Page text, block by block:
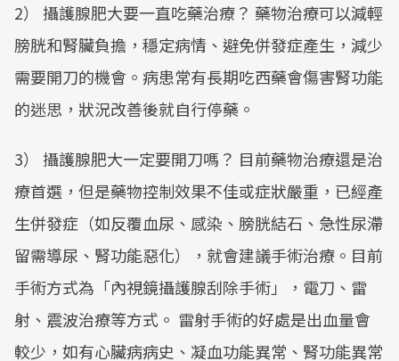
Mute
2） 攝護腺肥大要一直吃藥治療？ 藥物治療可以減輕
膀胱和腎臟負擔，穩定病情、避免併發症產生，減少
需要開刀的機會。病患常有長期吃西藥會傷害腎功能
的迷思，狀況改善後就自行停藥。
3） 攝護腺肥大一定要開刀嗎？ 目前藥物治療還是治
療首選，但是藥物控制效果不佳或症狀嚴重，已經產
生併發症（如反覆血尿、感染、膀胱結石、急性尿滯
留需導尿、腎功能惡化），就會建議手術治療。目前
手術方式為「內視鏡攝護腺刮除手術」，電刀、雷
射、震波治療等方式。 雷射手術的好處是出血量會
較少，如有心臟病病史、凝血功能異常、腎功能異常